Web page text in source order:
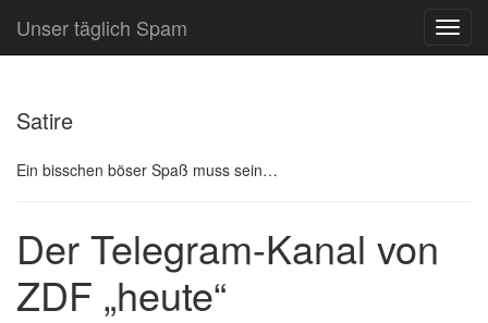
Unser täglich Spam
Satire
Ein bisschen böser Spaß muss sein…
Der Telegram-Kanal von
ZDF „heute“